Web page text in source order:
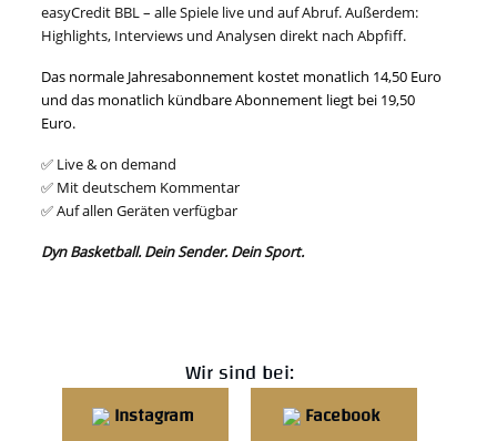
easyCredit BBL – alle Spiele live und auf Abruf. Außerdem:
Highlights, Interviews und Analysen direkt nach Abpfiff.
Das normale Jahresabonnement kostet monatlich 14,50 Euro
und das monatlich kündbare Abonnement liegt bei 19,50
Euro.
✅ Live & on demand
✅ Mit deutschem Kommentar
✅ Auf allen Geräten verfügbar
Dyn Basketball. Dein Sender. Dein Sport.
Wir sind bei:
Instagram Facebook